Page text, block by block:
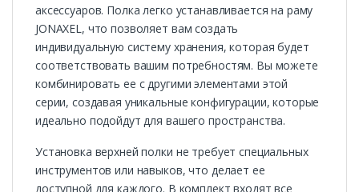
аксессуаров. Полка легко устанавливается на раму
JONAXEL, что позволяет вам создать
индивидуальную систему хранения, которая будет
соответствовать вашим потребностям. Вы можете
комбинировать ее с другими элементами этой
серии, создавая уникальные конфигурации, которые
идеально подойдут для вашего пространства.
Установка верхней полки не требует специальных
инструментов или навыков, что делает ее
доступной для каждого. В комплект входят все